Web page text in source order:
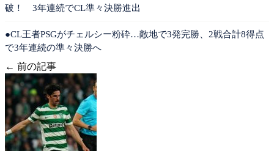
破！ 3年連続でCL準々決勝進出
●CL王者PSGがチェルシー粉砕…敵地で3発完勝、2戦合計8得点
で3年連続の準々決勝へ
← 前の記事